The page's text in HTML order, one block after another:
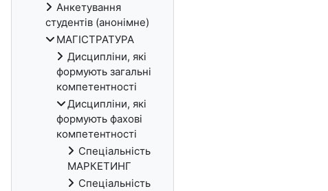
Анкетування
студентів (анонімне)
МАГІСТРАТУРА
Дисципліни, які
формують загальні
компетентності
Дисципліни, які
формують фахові
компетентності
Спеціальність
МАРКЕТИНГ
Спеціальність